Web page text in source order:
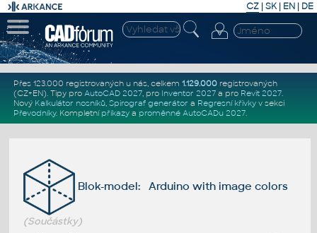
CZ | SK| EN | DE
Přes 123.000 registrovaných u nás, celkem 1.129.000registrovaných
(CZ+EN). Tipy pro AutoCAD 2027, pro Inventor 2027a pro Revit 2027.
Nový Kalkulátor nosníků, Spirograf generátor a Regresní křivkyv sekci
Převodníky. Kompletní příkazya proměnné AutoCADu 2027.
Blok-model: Arduino with image colors
(Součástky)